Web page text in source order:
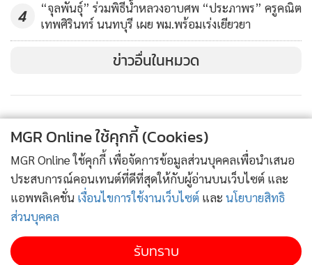
4
“จุลพันธุ์” ร่วมพิธีน้ำหลวงอาบศพ “ประภาพร” ครูคณิต
เทพศิรินทร์ นนทบุรี เผย พม.พร้อมเร่งเยียวยา
ข่าวอื่นในหมวด
MGR Online ใช้คุกกี้ (Cookies)
MGR Online ใช้คุกกี้ เพื่อจัดการข้อมูลส่วนบุคคลเพื่อนำเสนอ
ประสบการณ์คอนเทนต์ที่ดีที่สุดให้กับผู้อ่านบนเว็บไซต์ และ
แอพพลิเคชั่น เงื่อนไขการใช้งานเว็บไซต์ และ นโยบายสิทธิ
ส่วนบุคคล
รับทราบ